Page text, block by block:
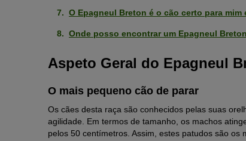
O Epagneul Breton é o cão certo para mim
Onde posso encontrar um Epagneul
Aspeto Geral do Epagneul
O mais pequeno cão de parar
Os cães desta raça são conhecidos pelas suas
agilidade. Em termos de tamanho, os machos
pelos 50 centímetros. Assim, estes patudos são